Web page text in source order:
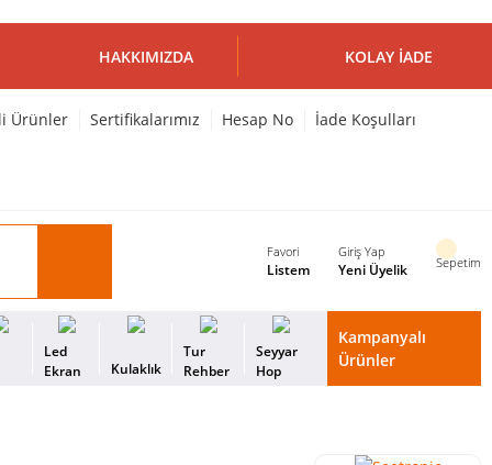
HAKKIMIZDA KOLAY İADE
Ürünler Sertifikalarımız Hesap No İade Koşulları
Favori
Listem
Giriş Yap
Yeni Üyelik Sepetim
Led
Ekran
Kulaklık
Tur
Rehber
Seyyar
Hop
Kampanyalı
Ürünler